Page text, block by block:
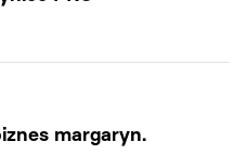
margaryn.